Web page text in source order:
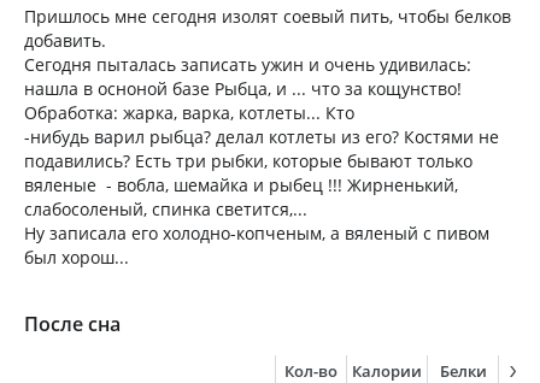
Пришлось мне сегодня изолят соевый пить, чтобы белков
добавить.
Сегодня пыталась записать ужин и очень удивилась:
нашла в осноной базе Рыбца, и ... что за кощунство!
Обработка: жарка, варка, котлеты... Кто
-нибудь варил рыбца? делал котлеты из его? Костями не
подавились? Есть три рыбки, которые бывают только
вяленые - вобла, шемайка и рыбец !!! Жирненький,
слабосоленый, спинка светится,...
Ну записала его холодно-копченым, а вяленый с пивом
был хорош...
После сна
Кол-во Калории Белки